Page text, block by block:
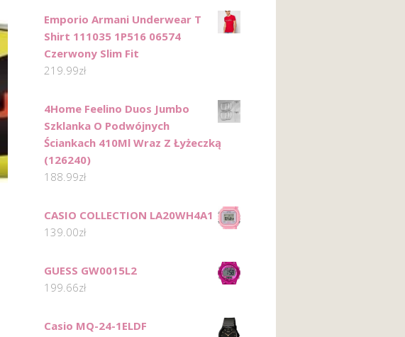
Emporio Armani Underwear T
Shirt 111035 1P516 06574
Czerwony Slim Fit
219.99zł
4Home Feelino Duos Jumbo
Szklanka O Podwójnych
Ściankach 410Ml Wraz Z Łyżeczką
(126240)
188.99zł
CASIO COLLECTION LA20WH4A1
139.00zł
GUESS GW0015L2
199.66zł
Casio MQ-24-1ELDF